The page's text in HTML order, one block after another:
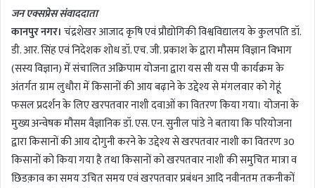
a
n
e
m
a
l
जन एक्सप्रेस संवाददाता
कानपुर नगर। चंद्रशेखर आजाद कृषि एवं प्रौद्योगिकी विश्वविद्यालय के कुलपति डॉ.
डी. आर. सिंह एवं निदेशक शोध डॉ. एच. जी. प्रकाश के द्वारा मौसम विज्ञान विभाग
(सस्य विज्ञान) में संचालित अक्रिपाम योजना द्वारा यस सी यस पी कार्यक्रम के
अंतर्गत ग्राम लुधौरा में किसानों की आय बढ़ाने के उद्देश्य से मंगलवार को गेहूं
फसल प्रदर्शन के लिए खरपतवार नाशी दवाओं का वितरण किया गया। योजना के
मुख्य अन्वेषक मौसम वैज्ञानिक डॉ. एस. एन. सुनील पांडे ने बताया कि परियोजना
द्वारा किसानों की आय दोगुनी करने के उद्देश्य से खरपतवार नाशी का वितरण 30
किसानों को किया गया है तथा किसानों को खरपतवार नाशी की समुचित मात्रा व
छिडक़ाव का समय उचित समय एवं खरपतवार प्रबंधन आदि नवीनतम तकनीकों